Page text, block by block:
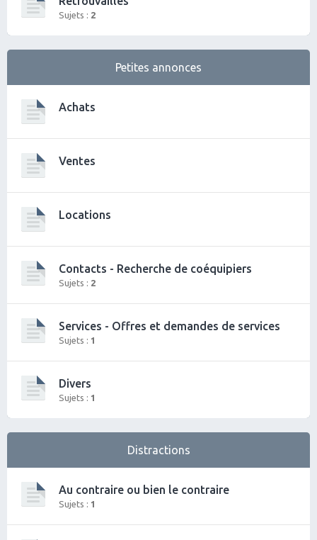
Sujets : 2
Petites annonces
Achats
Ventes
Locations
Contacts - Recherche de coéquipiers
Sujets : 2
Services - Offres et demandes de services
Sujets : 1
Divers
Sujets : 1
Distractions
Au contraire ou bien le contraire
Sujets : 1